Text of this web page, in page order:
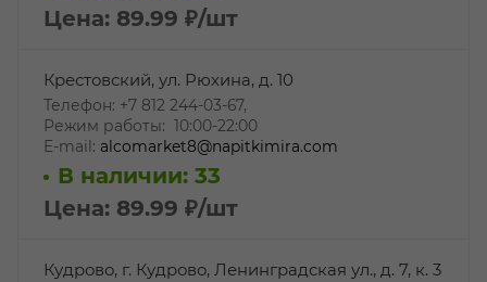
Цена: 89.99 ₽/шт
Крестовский, ул. Рюхина, д. 10
Телефон: +7 812 244-03-67,
Режим работы: 10:00-22:00
E-mail: alcomarket8@napitkimira.com
В наличии: 33
Цена: 89.99 ₽/шт
Кудрово, г. Кудрово, Ленинградская ул., д. 7, к. 3